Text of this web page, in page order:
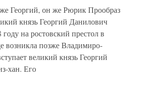
Георгий, он же Рюрик Прообраз
князь Георгий Данилович
на ростовский престол в
возникла позже Владимиро-
великий князь Георгий
хан. Его